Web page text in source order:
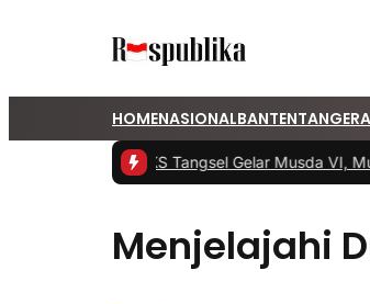
HOMENASIONALBANTEN
#1 - PKS Tangsel Gelar Musda VI,
Menjelajahi